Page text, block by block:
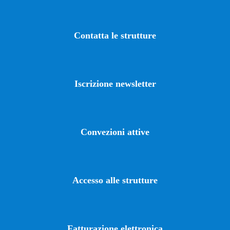
Contatta le strutture
Iscrizione newsletter
Convezioni attive
Accesso alle strutture